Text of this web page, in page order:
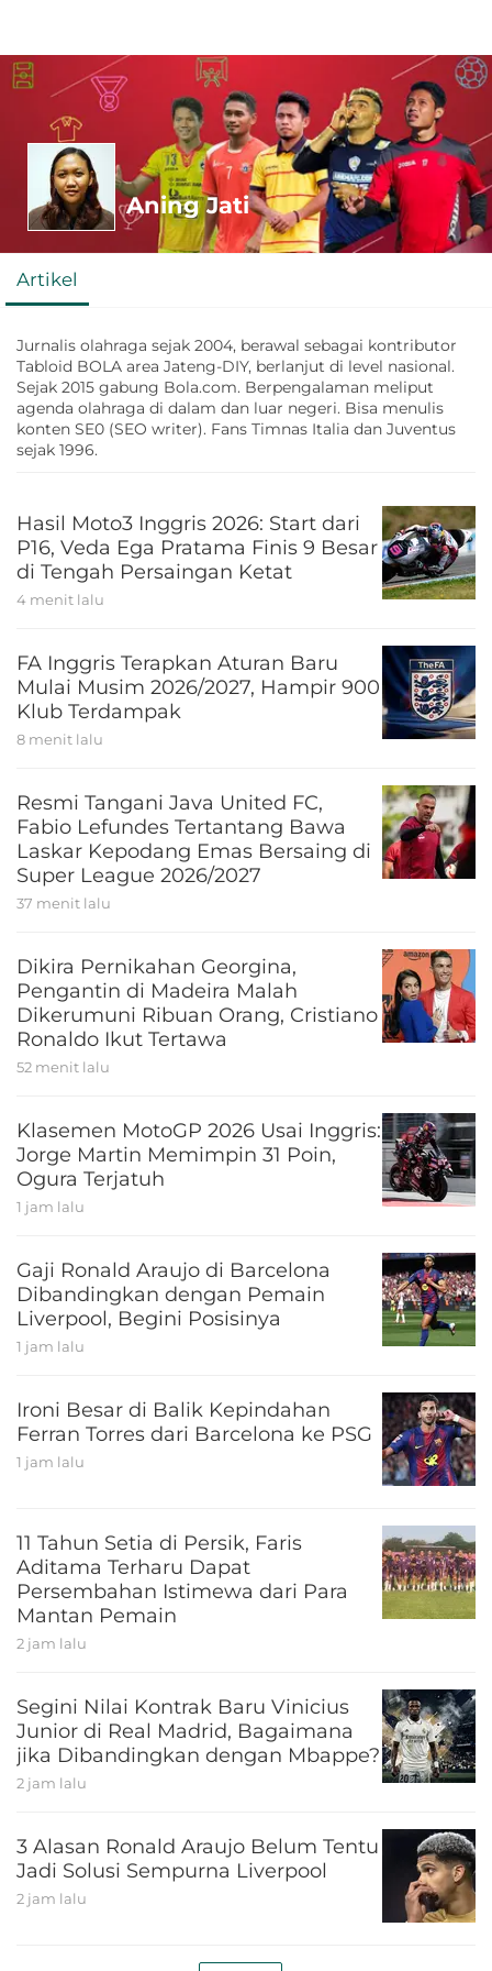
Aning Jati
Artikel
Jurnalis olahraga sejak 2004, berawal sebagai kontributor
Tabloid BOLA area Jateng-DIY, berlanjut di level nasional.
Sejak 2015 gabung Bola.com. Berpengalaman meliput
agenda olahraga di dalam dan luar negeri. Bisa menulis
konten SE0 (SEO writer). Fans Timnas Italia dan Juventus
sejak 1996.
Hasil Moto3 Inggris 2026: Start dari
P16, Veda Ega Pratama Finis 9 Besar
di Tengah Persaingan Ketat
4 menit lalu
FA Inggris Terapkan Aturan Baru
Mulai Musim 2026/2027, Hampir 900
Klub Terdampak
8 menit lalu
Resmi Tangani Java United FC,
Fabio Lefundes Tertantang Bawa
Laskar Kepodang Emas Bersaing di
Super League 2026/2027
37 menit lalu
Dikira Pernikahan Georgina,
Pengantin di Madeira Malah
Dikerumuni Ribuan Orang, Cristiano
Ronaldo Ikut Tertawa
52 menit lalu
Klasemen MotoGP 2026 Usai Inggris:
Jorge Martin Memimpin 31 Poin,
Ogura Terjatuh
1 jam lalu
Gaji Ronald Araujo di Barcelona
Dibandingkan dengan Pemain
Liverpool, Begini Posisinya
1 jam lalu
Ironi Besar di Balik Kepindahan
Ferran Torres dari Barcelona ke PSG
1 jam lalu
11 Tahun Setia di Persik, Faris
Aditama Terharu Dapat
Persembahan Istimewa dari Para
Mantan Pemain
2 jam lalu
Segini Nilai Kontrak Baru Vinicius
Junior di Real Madrid, Bagaimana
jika Dibandingkan dengan Mbappe?
2 jam lalu
3 Alasan Ronald Araujo Belum Tentu
Jadi Solusi Sempurna Liverpool
2 jam lalu